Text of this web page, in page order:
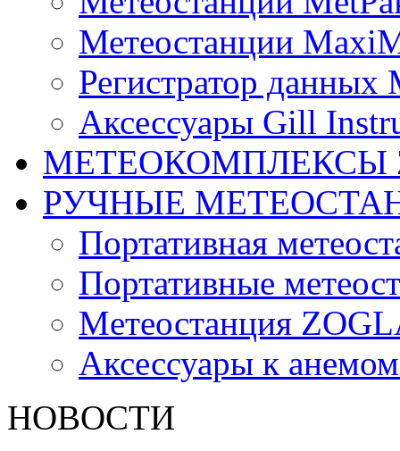
Метеостанции
Регистратор данных
Аксессуары Gill
МЕТЕОКОМПЛЕКСЫ
РУЧНЫЕ
Портативная
Портативные
Mетеостанция
Аксессуары к
НОВОСТИ